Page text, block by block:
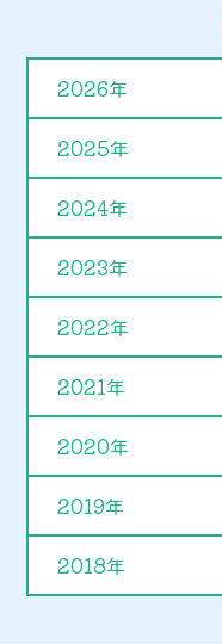
2026年
2025年
2024年
2023年
2022年
2021年
2020年
2019年
2018年